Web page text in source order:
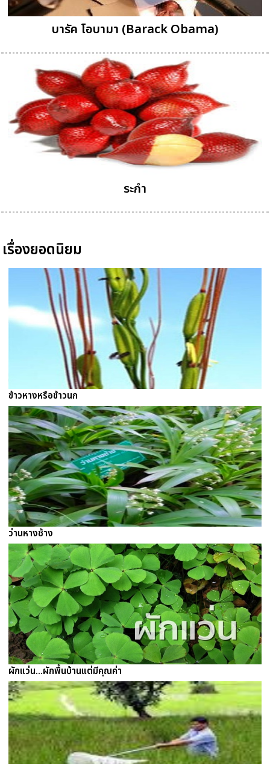
บารัค โอบามา (Barack Obama)
ระกำ
เรื่องยอดนิยม
ข้าวหางหรือข้าวนก
ว่านหางช้าง
ผักแว่น...ผักพื้นบ้านแต่มีคุณค่า